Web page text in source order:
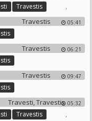
,
Travestis
05:41
06:21
09:47
05:32
,
Travestis